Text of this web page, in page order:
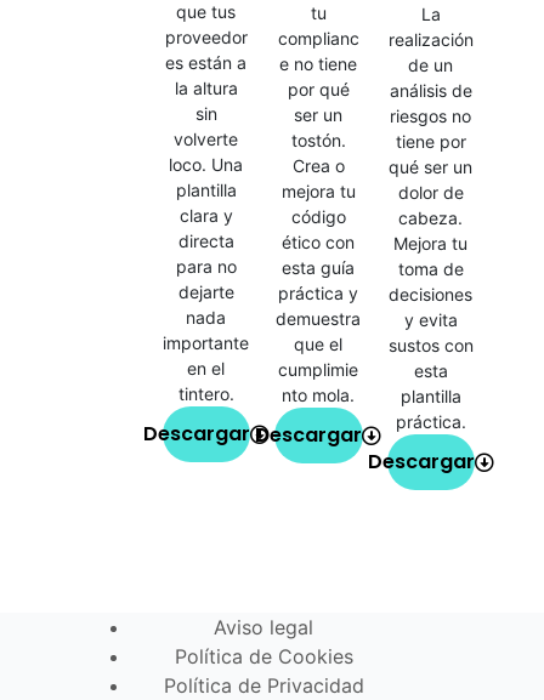
que tus
proveedor
es están a
la altura
sin
volverte
loco. Una
plantilla
clara y
directa
para no
dejarte
nada
importante
en el
tintero.
Descargar
tu
complianc
e no tiene
por qué
ser un
tostón.
Crea o
mejora tu
código
ético con
esta guía
práctica y
demuestra
que el
cumplimie
nto mola.
Descargar
La
realización
de un
análisis de
riesgos no
tiene por
qué ser un
dolor de
cabeza.
Mejora tu
toma de
decisiones
y evita
sustos con
esta
plantilla
práctica.
Descargar
Aviso legal
Política de Cookies
Política de Privacidad